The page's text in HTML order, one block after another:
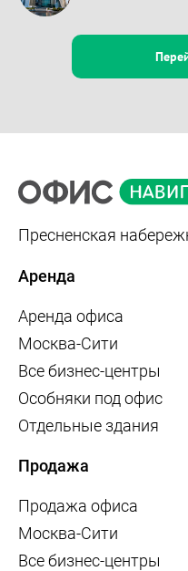
Пресненская
Аренда
Аренда офиса
Москва-Сити
Все бизнес-центры
Особняки под офис
Отдельные здания
Продажа
Продажа офиса
Москва-Сити
Все бизнес-центры